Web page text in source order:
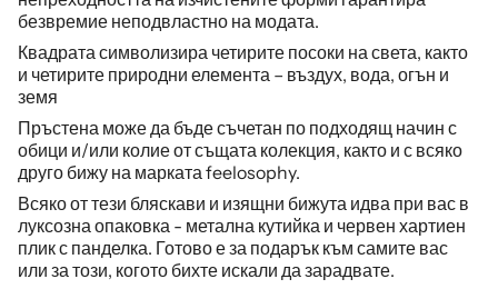
безвремие неподвластно на модата.
Квадрата символизира четирите посоки на света, както
и четирите природни елемента – въздух, вода, огън и
земя
Пръстена може да бъде съчетан по подходящ начин с
обици и/или колие от същата колекция, както и с всяко
друго бижу на марката feelosophy.
Всяко от тези бляскави и изящни бижута идва при вас в
луксозна опаковка - метална кутийка и червен хартиен
плик с панделка. Готово е за подарък към самите вас
или за този, когото бихте искали да зарадвате.